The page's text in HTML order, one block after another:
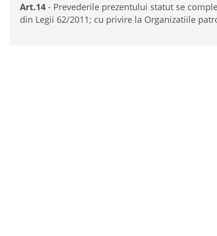
Art.14 - Prevederile prezentului statut se
din Legii 62/2011; cu privire la Organizatiile